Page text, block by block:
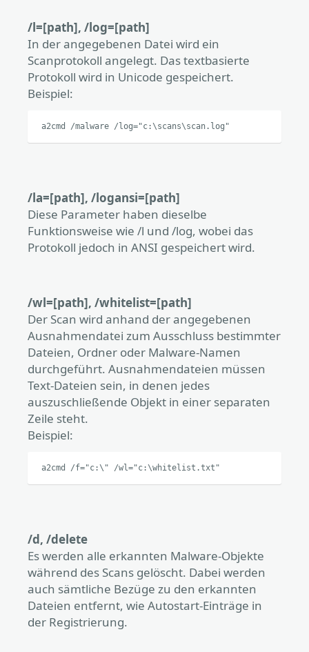
/l=[path], /log=[path]
In der angegebenen Datei wird ein
Scanprotokoll angelegt. Das textbasierte
Protokoll wird in Unicode gespeichert.
Beispiel:
a2cmd /malware /log="c:\scans\scan.log"
/la=[path], /logansi=[path]
Diese Parameter haben dieselbe
Funktionsweise wie /l und /log, wobei das
Protokoll jedoch in ANSI gespeichert wird.
/wl=[path], /whitelist=[path]
Der Scan wird anhand der angegebenen
Ausnahmendatei zum Ausschluss bestimmter
Dateien, Ordner oder Malware-Namen
durchgeführt. Ausnahmendateien müssen
Text-Dateien sein, in denen jedes
auszuschließende Objekt in einer separaten
Zeile steht.
Beispiel:
a2cmd /f="c:\" /wl="c:\whitelist.txt"
/d, /delete
Es werden alle erkannten Malware-Objekte
während des Scans gelöscht. Dabei werden
auch sämtliche Bezüge zu den erkannten
Dateien entfernt, wie Autostart-Einträge in
der Registrierung.